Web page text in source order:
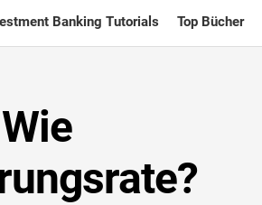
Banking Tutorials Top Bücher